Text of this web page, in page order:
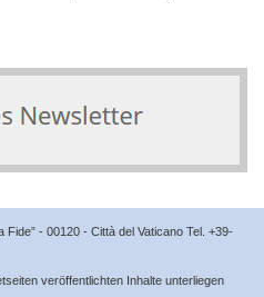
- 00120 - Città del Vaticano Tel. +39-
veröffentlichten Inhalte unterliegen